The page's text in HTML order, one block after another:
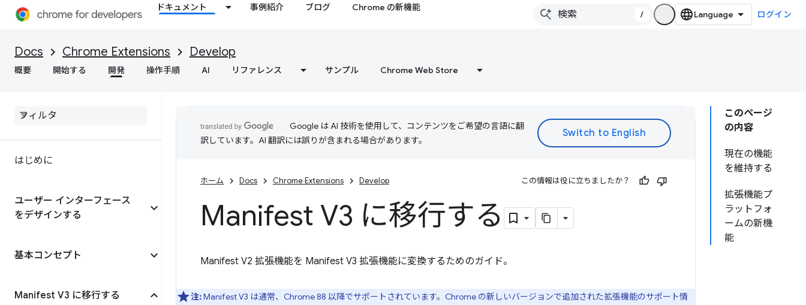
ドキュメント 事例紹介 ブログ Chrome の新機能
/ ログイン
Docs Chrome Extensions Develop
概要 開始する 開発 操作手順 AI リファレンス サンプル Chrome Web Store
はじめに
ユーザー インターフェース
をデザインする
基本コンセプト
Manifest V3 に移行する
このページ
の内容
現在の機能
を維持する
拡張機能プ
ラットフォ
ームの新機
能
Google は AI 技術を使用して、コンテンツをご希望の言語に翻
訳しています。AI 翻訳には誤りが含まれる場合があります。
ホーム Docs Chrome Extensions Develop この情報は役に立ちましたか？
Manifest V3 に移行する
Manifest V2 拡張機能を Manifest V3 拡張機能に変換するためのガイド。
注:Manifest V3 は通常、Chrome 88 以降でサポートされています。Chrome の新しいバージョンで追加された拡張機能のサポート情